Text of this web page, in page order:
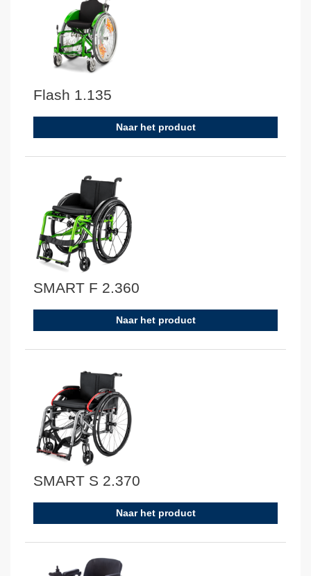
Flash 1.135
Naar het product
SMART F 2.360
Naar het product
SMART S 2.370
Naar het product